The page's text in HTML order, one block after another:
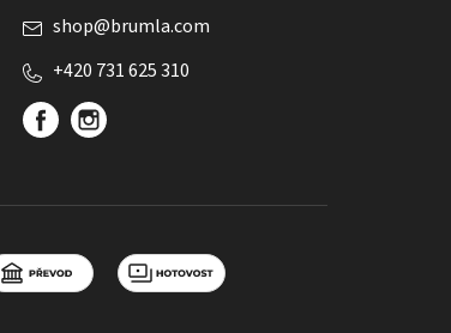
shop@brumla.com
+420 731 625 310